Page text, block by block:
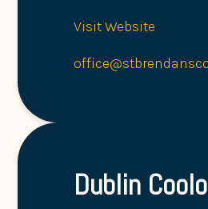
Visit Website
Dublin